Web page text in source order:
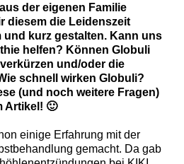
der eigenen Familie
diesem die Leidenszeit
kurz gestalten. Kann uns
helfen? Können Globuli
und/oder die
schnell wirken Globuli?
(und noch weitere Fragen)
Artikel! 🙂
einige Erfahrung mit der
gemacht. Da gab